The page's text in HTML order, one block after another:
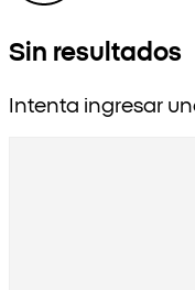
Sin resultados
Intenta ingresar